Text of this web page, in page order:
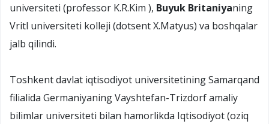
universiteti (professor K.R.Kim ), Buyuk Britaniyaning
Vritl universiteti kolleji (dotsent X.Matyus) va boshqalar
jalb qilindi.
Toshkent davlat iqtisodiyot universitetining Samarqand
filialida Germaniyaning Vayshtefan-Trizdorf amaliy
bilimlar universiteti bilan hamorlikda Iqtisodiyot (oziq